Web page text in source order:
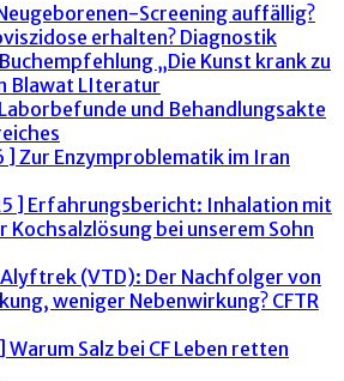
Screening auffällig?
erhalten? Diagnostik
Buchempfehlung „Die Kunst krank zu
Blawat LIteratur
Laborbefunde und Behandlungsakte
] Zur Enzymproblematik im Iran
] Erfahrungsbericht: Inhalation mit
bei unserem Sohn
Alyftrek (VTD): Der Nachfolger von
weniger Nebenwirkung? CFTR
Warum Salz bei CF Leben retten